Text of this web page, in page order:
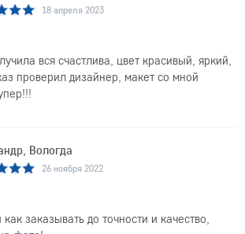
18 апреля 2023
вся счастлива, цвет красивый, яркий,
проверил дизайнер, макет со мной
Вологда
26 ноября 2022
заказывать до точности и качество,